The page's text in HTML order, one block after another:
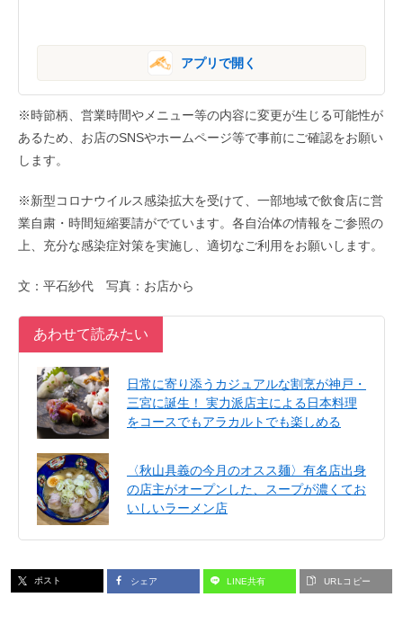
アプリで開く
※時節柄、営業時間やメニュー等の内容に変更が生じる可能性が
あるため、お店のSNSやホームページ等で事前にご確認をお願い
します。
※新型コロナウイルス感染拡大を受けて、一部地域で飲食店に営
業自粛・時間短縮要請がでています。各自治体の情報をご参照の
上、充分な感染症対策を実施し、適切なご利用をお願いします。
文：平石紗代 写真：お店から
あわせて読みたい
日常に寄り添うカジュアルな割烹が神戸・
三宮に誕生！ 実力派店主による日本料理
をコースでもアラカルトでも楽しめる
〈秋山具義の今月のオスス麺〉有名店出身
の店主がオープンした、スープが濃くてお
いしいラーメン店
ポスト シェア LINE共有 URLコピー